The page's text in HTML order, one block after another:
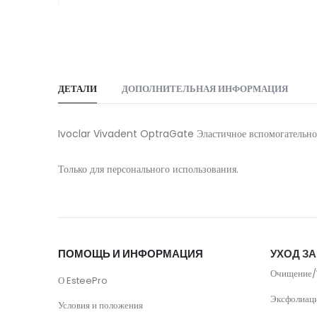
of
the
gallery
ДЕТАЛИ
Ivoclar Vivadent OptraGate Эластичное вспомогательное
Только для персонального использования.
ДОПОЛНИТЕЛЬНАЯ ИНФОРМАЦИЯ
ПОМОЩЬ И ИНФОРМАЦИЯ
О EsteePro
Условия и положения
УХОД
Очищение/